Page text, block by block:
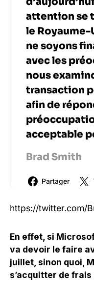
attention se
le Royaume-
ne soyons
avec les
nous
transaction
afin de
acceptable
Brad Smith
Partager
https://twitter.com/
En effet, si
va devoir le faire
juillet, sinon quoi,
s’acquitter de